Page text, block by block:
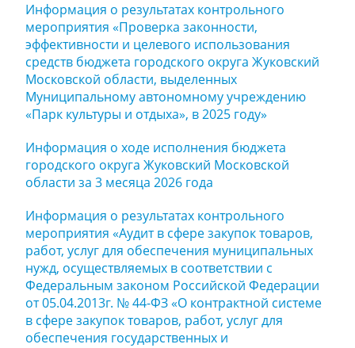
Информация о результатах контрольного
мероприятия «Проверка законности,
эффективности и целевого использования
средств бюджета городского округа Жуковский
Московской области, выделенных
Муниципальному автономному учреждению
«Парк культуры и отдыха», в 2025 году»
Информация о ходе исполнения бюджета
городского округа Жуковский Московской
области за 3 месяца 2026 года
Информация о результатах контрольного
мероприятия «Аудит в сфере закупок товаров,
работ, услуг для обеспечения муниципальных
нужд, осуществляемых в соответствии с
Федеральным законом Российской Федерации
от 05.04.2013г. № 44-ФЗ «О контрактной системе
в сфере закупок товаров, работ, услуг для
обеспечения государственных и